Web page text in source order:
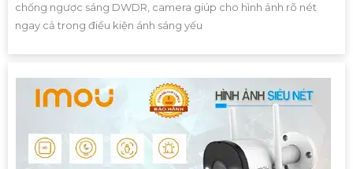
chống ngược sáng DWDR, camera giúp cho hình ảnh rõ nét
ngay cả trong điều kiện ánh sáng yếu